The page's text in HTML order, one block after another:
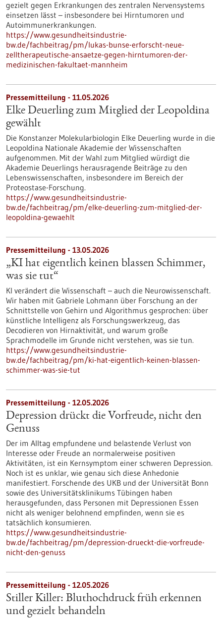
gezielt gegen Erkrankungen des zentralen Nervensystems
einsetzen lässt – insbesondere bei Hirntumoren und
Autoimmunerkrankungen.
https://www.gesundheitsindustrie-
bw.de/fachbeitrag/pm/lukas-bunse-erforscht-neue-
zelltherapeutische-ansaetze-gegen-hirntumoren-der-
medizinischen-fakultaet-mannheim
Pressemitteilung - 11.05.2026
Elke Deuerling zum Mitglied der Leopoldina
gewählt
Die Konstanzer Molekularbiologin Elke Deuerling wurde in die
Leopoldina Nationale Akademie der Wissenschaften
aufgenommen. Mit der Wahl zum Mitglied würdigt die
Akademie Deuerlings herausragende Beiträge zu den
Lebenswissenschaften, insbesondere im Bereich der
Proteostase-Forschung.
https://www.gesundheitsindustrie-
bw.de/fachbeitrag/pm/elke-deuerling-zum-mitglied-der-
leopoldina-gewaehlt
Pressemitteilung - 13.05.2026
„KI hat eigentlich keinen blassen Schimmer,
was sie tut“
KI verändert die Wissenschaft – auch die Neurowissenschaft.
Wir haben mit Gabriele Lohmann über Forschung an der
Schnittstelle von Gehirn und Algorithmus gesprochen: über
künstliche Intelligenz als Forschungswerkzeug, das
Decodieren von Hirnaktivität, und warum große
Sprachmodelle im Grunde nicht verstehen, was sie tun.
https://www.gesundheitsindustrie-
bw.de/fachbeitrag/pm/ki-hat-eigentlich-keinen-blassen-
schimmer-was-sie-tut
Pressemitteilung - 12.05.2026
Depression drückt die Vorfreude, nicht den
Genuss
Der im Alltag empfundene und belastende Verlust von
Interesse oder Freude an normalerweise positiven
Aktivitäten, ist ein Kernsymptom einer schweren Depression.
Noch ist es unklar, wie genau sich diese Anhedonie
manifestiert. Forschende des UKB und der Universität Bonn
sowie des Universitätsklinikums Tübingen haben
herausgefunden, dass Personen mit Depressionen Essen
nicht als weniger belohnend empfinden, wenn sie es
tatsächlich konsumieren.
https://www.gesundheitsindustrie-
bw.de/fachbeitrag/pm/depression-drueckt-die-vorfreude-
nicht-den-genuss
Pressemitteilung - 12.05.2026
Stiller Killer: Bluthochdruck früh erkennen
und gezielt behandeln